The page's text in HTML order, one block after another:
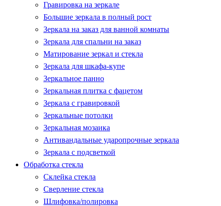
Гравировка на зеркале
Большие зеркала в полный рост
Зеркала на заказ для ванной комнаты
Зеркала для спальни на заказ
Матирование зеркал и стекла
Зеркала для шкафа-купе
Зеркальное панно
Зеркальная плитка с фацетом
Зеркала с гравировкой
Зеркальные потолки
Зеркальная мозаика
Антивандальные ударопрочные зеркала
Зеркала с подсветкой
Обработка стекла
Склейка стекла
Сверление стекла
Шлифовка/полировка